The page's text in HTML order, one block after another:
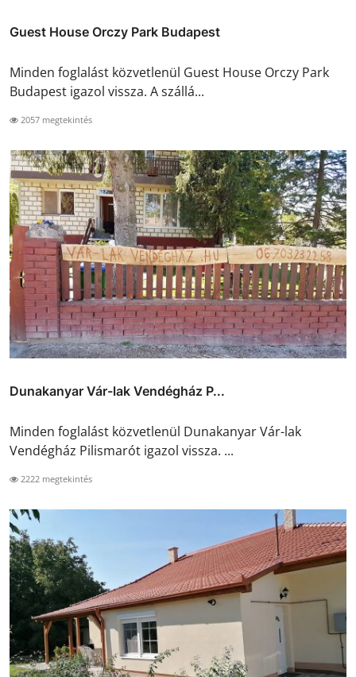
Guest House Orczy Park Budapest
Minden foglalást közvetlenül Guest House Orczy Park
Budapest igazol vissza. A szállá...
2057 megtekintés
Dunakanyar Vár-lak Vendégház P...
Minden foglalást közvetlenül Dunakanyar Vár-lak
Vendégház Pilismarót igazol vissza. ...
2222 megtekintés